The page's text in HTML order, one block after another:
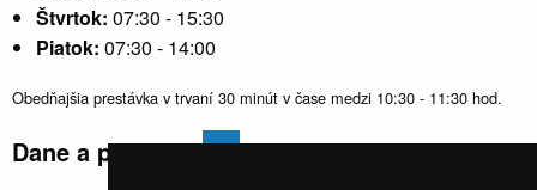
Štvrtok: 07:30 - 15:30
Piatok: 07:30 - 14:00
Obedňajšia prestávka v trvaní 30 minút v čase medzi 10:30 - 11:30 hod.
Dane a poplatky